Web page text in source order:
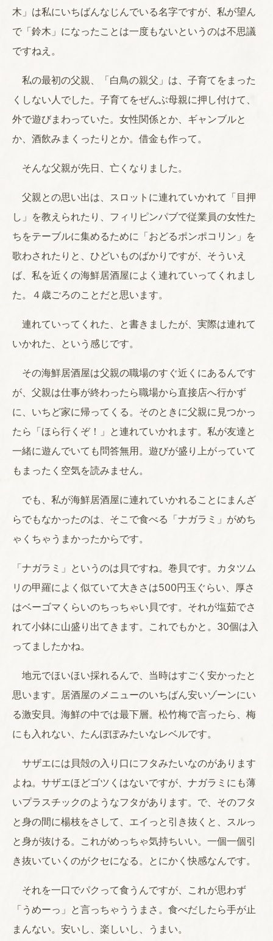
木」は私にいちばんなじんでいる名字ですが、私が望ん
で「鈴木」になったことは一度もないというのは不思議
ですねえ。
私の最初の父親、「白鳥の親父」は、子育てをまった
くしない人でした。子育てをぜんぶ母親に押し付けて、
外で遊びまわっていた。女性関係とか、ギャンブルと
か、酒飲みまくったりとか。借金も作って。
そんな父親が先日、亡くなりました。
父親との思い出は、スロットに連れていかれて「目押
し」を教えられたり、フィリピンパブで従業員の女性た
ちをテーブルに集めるために「おどるポンポコリン」を
歌わされたりと、ひどいものばかりですが、そういえ
ば、私を近くの海鮮居酒屋によく連れていってくれまし
た。４歳ごろのことだと思います。
連れていってくれた、と書きましたが、実際は連れて
いかれた、という感じです。
その海鮮居酒屋は父親の職場のすぐ近くにあるんです
が、父親は仕事が終わったら職場から直接店へ行かず
に、いちど家に帰ってくる。そのときに父親に見つかっ
たら「ほら行くぞ！」と連れていかれます。私が友達と
一緒に遊んでいても問答無用。遊びが盛り上がっていて
もまったく空気を読みません。
でも、私が海鮮居酒屋に連れていかれることにまんざ
らでもなかったのは、そこで食べる「ナガラミ」がめち
ゃくちゃうまかったからです。
「ナガラミ」というのは貝ですね。巻貝です。カタツム
リの甲羅によく似ていて大きさは500円玉ぐらい、厚さ
はベーゴマくらいのちっちゃい貝です。それが塩茹でさ
れて小鉢に山盛り出てきます。これでもかと。30個は入
ってましたかね。
地元でほいほい採れるんで、当時はすごく安かったと
思います。居酒屋のメニューのいちばん安いゾーンにい
る激安貝。海鮮の中では最下層。松竹梅で言ったら、梅
にも入れない、たんぽぽみたいなレベルです。
サザエには貝殻の入り口にフタみたいなのがあります
よね。サザエほどゴツくはないですが、ナガラミにも薄
いプラスチックのようなフタがあります。で、そのフタ
と身の間に楊枝をさして、エイっと引き抜くと、スルっ
と身が抜ける。これがめっちゃ気持ちいい。一個一個引
き抜いていくのがクセになる。とにかく快感なんです。
それを一口でパクって食うんですが、これが思わず
「うめーっ」と言っちゃううまさ。食べだしたら手が止
まんない。安いし、楽しいし、うまい。